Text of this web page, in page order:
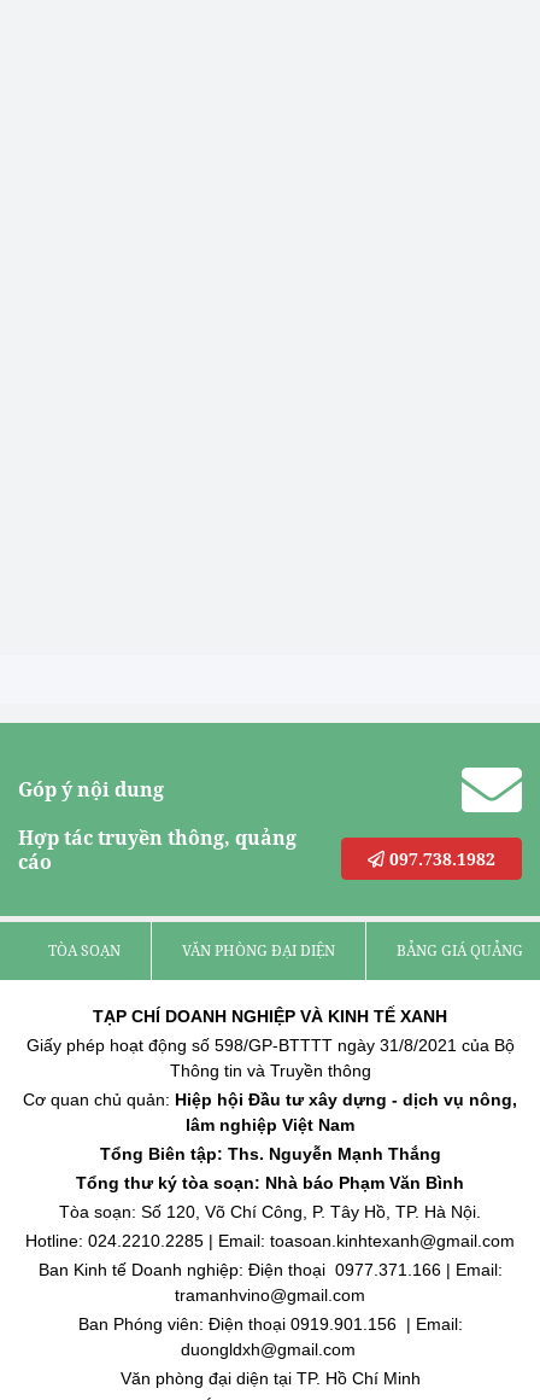
Góp ý nội dung
Hợp tác truyền thông, quảng
cáo
097.738.1982
TÒA SOẠN VĂN PHÒNG ĐẠI DIỆN BẢNG GIÁ QUẢNG
TẠP CHÍ DOANH NGHIỆP VÀ KINH TẾ XANH
Giấy phép hoạt động số 598/GP-BTTTT ngày 31/8/2021 của Bộ
Thông tin và Truyền thông
Cơ quan chủ quản: Hiệp hội Đầu tư xây dựng - dịch vụ nông,
lâm nghiệp Việt Nam
Tổng Biên tập: Ths. Nguyễn Mạnh Thắng
Tổng thư ký tòa soạn: Nhà báo Phạm Văn Bình
Tòa soạn: Số 120, Võ Chí Công, P. Tây Hồ, TP. Hà Nội.
Hotline: 024.2210.2285 | Email: toasoan.kinhtexanh@gmail.com
Ban Kinh tế Doanh nghiệp: Điện thoại 0977.371.166 | Email:
tramanhvino@gmail.com
Ban Phóng viên: Điện thoại 0919.901.156 | Email:
duongldxh@gmail.com
Văn phòng đại diện tại TP. Hồ Chí Minh